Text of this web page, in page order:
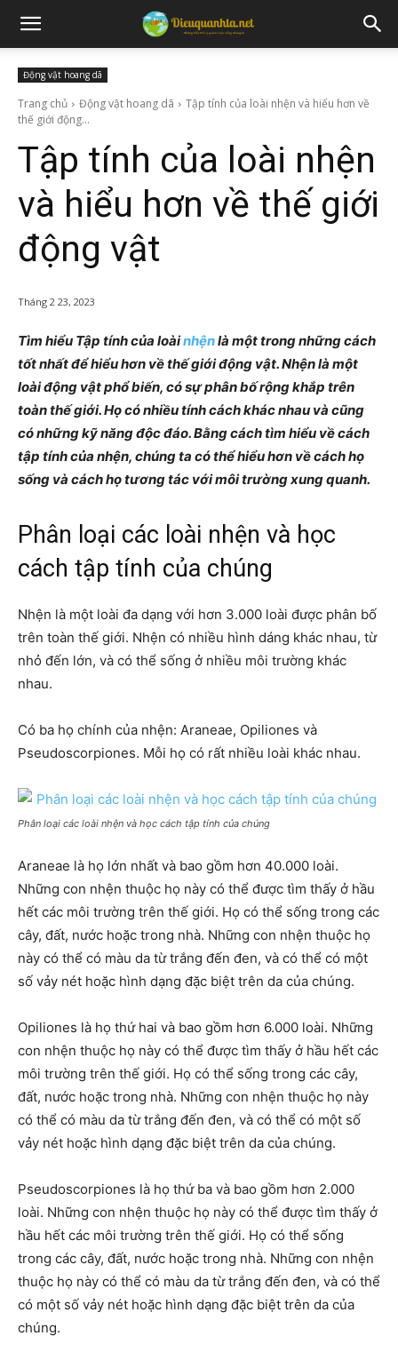
Động vật hoang dã
Trang chủ Động vật hoang dã
Tập tính của loài nhện và hiểu hơn về
thế giới động...
Tập tính của loài nhện
và hiểu hơn về thế giới
động vật
Tháng 2 23, 2023
Tìm hiểu Tập tính của loàinhệnlà một trong những cách
tốt nhất để hiểu hơn về thế giới động vật. Nhện là một
loài động vật phổ biến, có sự phân bố rộng khắp trên
toàn thế giới. Họ có nhiều tính cách khác nhau và cũng
có những kỹ năng độc đáo. Bằng cách tìm hiểu về cách
tập tính của nhện, chúng ta có thể hiểu hơn về cách họ
sống và cách họ tương tác với môi trường xung quanh.
Phân loại các loài nhện và học
cách tập tính của chúng
Nhện là một loài đa dạng với hơn 3.000 loài được phân bố
trên toàn thế giới. Nhện có nhiều hình dáng khác nhau, từ
nhỏ đến lớn, và có thể sống ở nhiều môi trường khác
nhau.
Có ba họ chính của nhện: Araneae, Opiliones và
Pseudoscorpiones. Mỗi họ có rất nhiều loài khác nhau.
Phân loại các loài nhện và học cách tập tính của chúng
Araneae là họ lớn nhất và bao gồm hơn 40.000 loài.
Những con nhện thuộc họ này có thể được tìm thấy ở hầu
hết các môi trường trên thế giới. Họ có thể sống trong các
cây, đất, nước hoặc trong nhà. Những con nhện thuộc họ
này có thể có màu da từ trắng đến đen, và có thể có một
số vảy nét hoặc hình dạng đặc biệt trên da của chúng.
Opiliones là họ thứ hai và bao gồm hơn 6.000 loài. Những
con nhện thuộc họ này có thể được tìm thấy ở hầu hết các
môi trường trên thế giới. Họ có thể sống trong các cây,
đất, nước hoặc trong nhà. Những con nhện thuộc họ này
có thể có màu da từ trắng đến đen, và có thể có một số
vảy nét hoặc hình dạng đặc biệt trên da của chúng.
Pseudoscorpiones là họ thứ ba và bao gồm hơn 2.000
loài. Những con nhện thuộc họ này có thể được tìm thấy ở
hầu hết các môi trường trên thế giới. Họ có thể sống
trong các cây, đất, nước hoặc trong nhà. Những con nhện
thuộc họ này có thể có màu da từ trắng đến đen, và có thể
có một số vảy nét hoặc hình dạng đặc biệt trên da của
chúng.